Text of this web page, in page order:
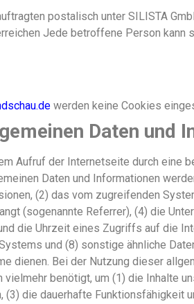
postalisch unter SILISTA
Jede betroffene Person kann
werden keine Cookies
Daten und
Aufruf der Internetseite durch eine
Daten und Informationen
(2) das vom zugreifenden
(sogenannte Referrer), (4) die
die Uhrzeit eines Zugriffs auf die
und (8) sonstige ähnliche
dienen. Bei der Nutzung dieser
benötigt, um (1) die Inhalte
die dauerhafte